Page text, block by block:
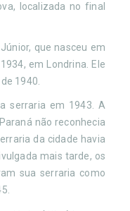
localizada no final
que nasceu em
em Londrina. Ele
1940.
serraria em 1943. A
não reconhecia
da cidade havia
mais tarde, os
sua serraria como